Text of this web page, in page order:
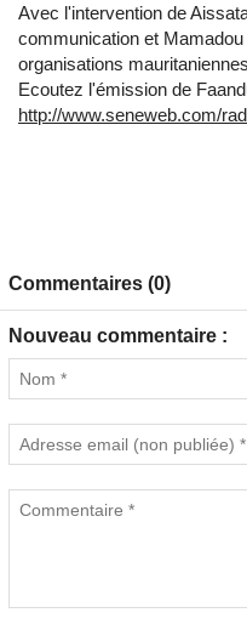
Avec l'intervention de
communication et
organisations
Ecoutez l'émission de
http://www.seneweb.com/
Commentaires (0)
Nouveau commentaire :